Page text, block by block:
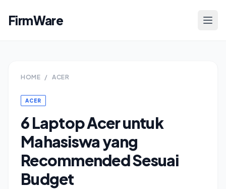
FirmWare
HOME / ACER
ACER
6 Laptop Acer untuk
Mahasiswa yang
Recommended Sesuai
Budget